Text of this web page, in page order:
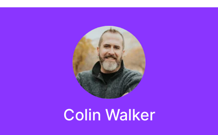
Colin Walker
Sobre:
há mais de 7 anos. Ele entende a importância de
utilizando os mais diferentes tipos de softwares
gestão dos ativos imobiliarios de nossos clientes.